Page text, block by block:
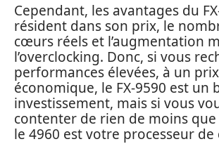
Cependant, les avantages du
résident dans son prix, le
cœurs réels et l’augmentation
l’overclocking. Donc, si vous
performances élevées, à un prix
économique, le FX-9590 est un
investissement, mais si vous
contenter de rien de moins que
le 4960 est votre processeur de